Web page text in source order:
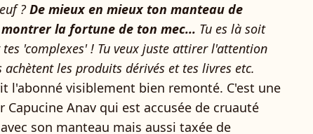
?De mieux en mieux ton manteau de
la fortune de ton mec... Tu es là soit
'complexes' ! Tu veux juste attirer l'attention
les produits dérivés et tes livres etc.
l'abonné visiblement bien remonté. C'est une
Anav qui est accusée de cruauté
son manteau mais aussi taxée de